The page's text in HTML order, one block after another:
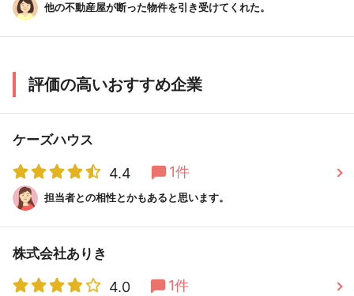
他の不動産屋が断った物件を引き受けてくれた。
評価の高いおすすめ企業
ケーズハウス
4.4 1件
担当者との相性とかもあると思います。
株式会社ありき
4.0 1件